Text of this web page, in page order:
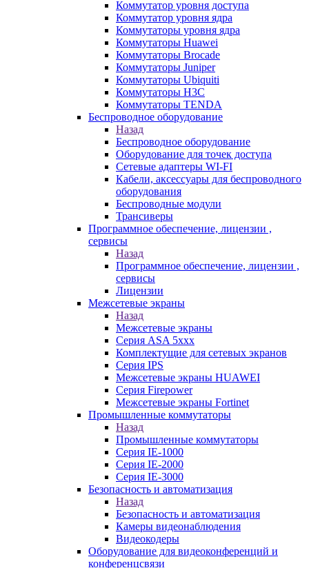
Коммутатор уровня доступа
Коммутатор уровня ядра
Коммутаторы уровня ядра
Коммутаторы Huawei
Коммутаторы Brocade
Коммутаторы Juniper
Коммутаторы Ubiquiti
Коммутаторы H3C
Коммутаторы TENDA
Беспроводное оборудование
Назад
Беспроводное оборудование
Оборудование для точек доступа
Сетевые адаптеры WI-FI
Кабели, аксессуары для беспроводного
оборудования
Беспроводные модули
Трансиверы
Программное обеспечение, лицензии ,
сервисы
Назад
Программное обеспечение, лицензии ,
сервисы
Лицензии
Межсетевые экраны
Назад
Межсетевые экраны
Серия ASA 5xxx
Комплектущие для сетевых экранов
Серия IPS
Межсетевые экраны HUAWEI
Серия Firepower
Межсетевые экраны Fortinet
Промышленные коммутаторы
Назад
Промышленные коммутаторы
Серия IE-1000
Серия IE-2000
Серия IE-3000
Безопасность и автоматизация
Назад
Безопасность и автоматизация
Камеры видеонаблюдения
Видеокодеры
Оборудование для видеоконференций и
конференцсвязи